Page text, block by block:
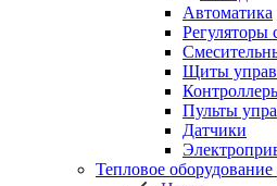
Автоматика
Регуляторы
Щиты
Пульты
Датчики
Тепловое оборудование